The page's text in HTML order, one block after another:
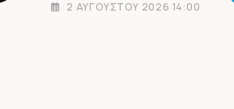
2 ΑΥΓΟΎΣΤΟΥ 2026 14:00